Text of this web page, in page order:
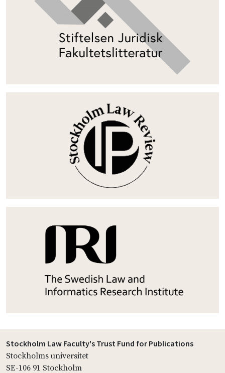
Stockholm Law Faculty's Trust Fund for Publications
Stockholms universitet
SE-106 91 Stockholm